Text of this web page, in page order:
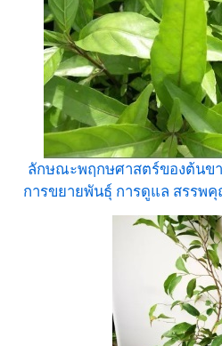
ลักษณะพฤกษศาสตร์ของต้นข
การขยายพันธุ์ การดูแล สรรพ